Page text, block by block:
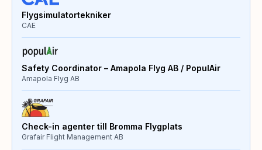
Flygsimulatortekniker
CAE
Safety Coordinator – Amapola Flyg AB / PopulAir
Amapola Flyg AB
Check-in agenter till Bromma Flygplats
Grafair Flight Management AB